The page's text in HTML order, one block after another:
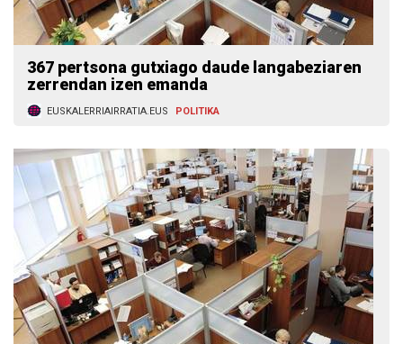
367 pertsona gutxiago daude langabeziaren
zerrendan izen emanda
EUSKALERRIAIRRATIA.EUS POLITIKA